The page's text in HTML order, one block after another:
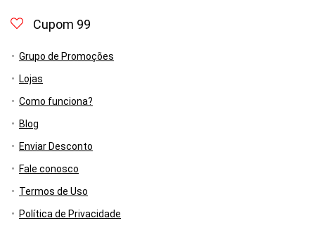
Cupom 99
Grupo de Promoções
Lojas
Como funciona?
Blog
Enviar Desconto
Fale conosco
Termos de Uso
Política de Privacidade